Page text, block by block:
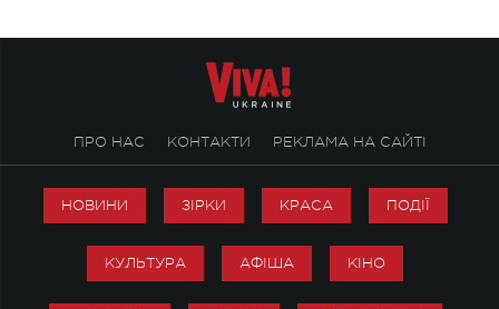
ПРО НАС КОНТАКТИ РЕКЛАМА НА САЙТІ
НОВИНИ ЗІРКИ КРАСА ПОДІЇ
КУЛЬТУРА АФІША КІНО